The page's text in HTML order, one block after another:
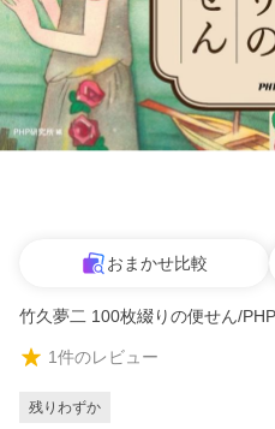
おまかせ比較
竹久夢二 100枚綴りの便せん/
1件のレビュー
残りわずか